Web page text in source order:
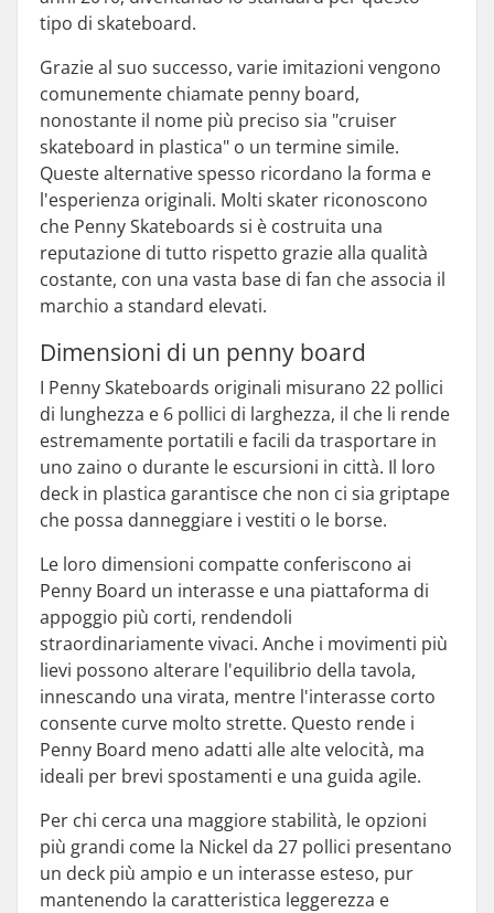
tipo di skateboard.
Grazie al suo successo, varie imitazioni vengono
comunemente chiamate penny board,
nonostante il nome più preciso sia "cruiser
skateboard in plastica" o un termine simile.
Queste alternative spesso ricordano la forma e
l'esperienza originali. Molti skater riconoscono
che Penny Skateboards si è costruita una
reputazione di tutto rispetto grazie alla qualità
costante, con una vasta base di fan che associa il
marchio a standard elevati.
Dimensioni di un penny board
I Penny Skateboards originali misurano 22 pollici
di lunghezza e 6 pollici di larghezza, il che li rende
estremamente portatili e facili da trasportare in
uno zaino o durante le escursioni in città. Il loro
deck in plastica garantisce che non ci sia griptape
che possa danneggiare i vestiti o le borse.
Le loro dimensioni compatte conferiscono ai
Penny Board un interasse e una piattaforma di
appoggio più corti, rendendoli
straordinariamente vivaci. Anche i movimenti più
lievi possono alterare l'equilibrio della tavola,
innescando una virata, mentre l'interasse corto
consente curve molto strette. Questo rende i
Penny Board meno adatti alle alte velocità, ma
ideali per brevi spostamenti e una guida agile.
Per chi cerca una maggiore stabilità, le opzioni
più grandi come la Nickel da 27 pollici presentano
un deck più ampio e un interasse esteso, pur
mantenendo la caratteristica leggerezza e